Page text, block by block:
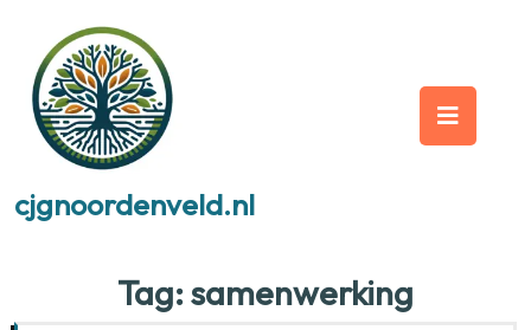
content
cjgnoordenveld.nl
Tag:samenwerking